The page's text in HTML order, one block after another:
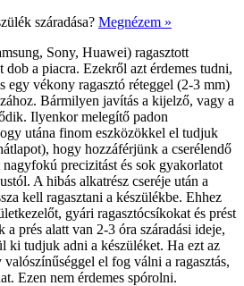
száradása? Megnézem »
Sony, Huawei) ragasztott
a piacra. Ezekről azt érdemes tudni,
egy vékony ragasztó réteggel (2-3 mm)
Bármilyen javítás a kijelző, vagy a
Ilyenkor melegítő padon
utána finom eszközökkel el tudjuk
hogy hozzáférjünk a cserélendő
precizitást és sok gyakorlatot
A hibás alkatrész cseréje után a
kell ragasztani a készülékbe. Ehhez
gyári ragasztócsíkokat és prést
a prés alatt van 2-3 óra száradási ideje,
ki tudjuk adni a készüléket. Ha ezt az
el fog válni a ragasztás,
Ezen nem érdemes spórolni.